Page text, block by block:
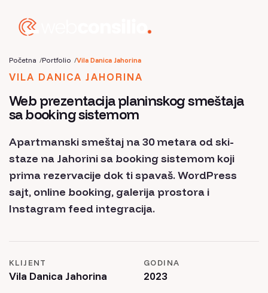
Početna Portfolio Vila Danica Jahorina
VILA DANICA JAHORINA
Web prezentacija planinskog smeštaja
sa booking sistemom
Apartmanski smeštaj na 30 metara od ski-
staze na Jahorini sa booking sistemom koji
prima rezervacije dok ti spavaš. WordPress
sajt, online booking, galerija prostora i
Instagram feed integracija.
KLIJENT
Vila Danica Jahorina
GODINA
2023